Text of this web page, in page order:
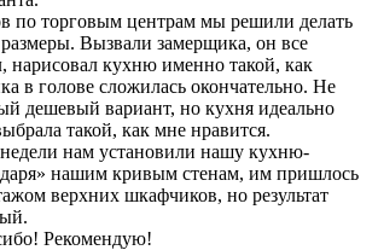
по торговым центрам мы решили делать
Вызвали замерщика, он все
нарисовал кухню именно такой, как
в голове сложилась окончательно. Не
дешевый вариант, но кухня идеально
такой, как мне нравится.
нам установили нашу кухню-
нашим кривым стенам, им пришлось
верхних шкафчиков, но результат
Рекомендую!